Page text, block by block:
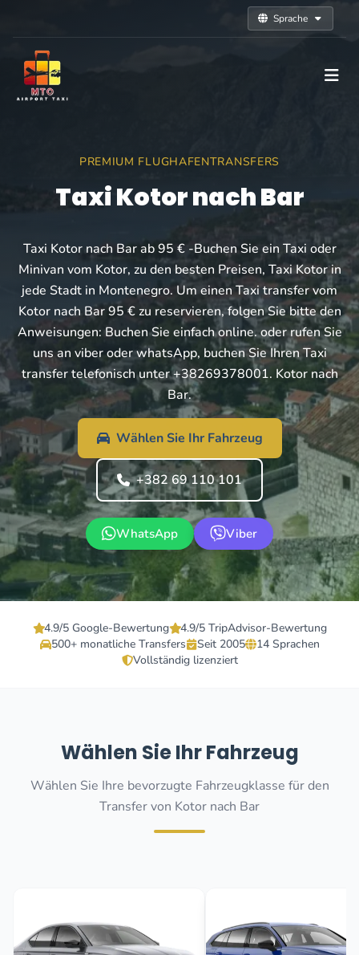
Sprache
PREMIUM FLUGHAFENTRANSFERS
Taxi Kotor nach Bar
Taxi Kotor nach Bar ab 95 € -Buchen Sie ein Taxi oder
Minivan vom Kotor, zu den besten Preisen, Taxi Kotor in
jede Stadt in Montenegro. Um einen Taxi transfer vom
Kotor nach Bar 95 € zu reservieren, folgen Sie bitte den
Anweisungen: Buchen Sie einfach online. oder rufen Sie
uns an viber oder whatsApp, buchen Sie Ihren Taxi
transfer telefonisch unter +38269378001. Kotor nach
Bar.
Wählen Sie Ihr Fahrzeug
+382 69 110 101
WhatsApp Viber
4.9/5 Google-Bewertung
4.9/5 TripAdvisor-Bewertung
500+ monatliche Transfers
Seit 2005
14 Sprachen
Vollständig lizenziert
Wählen Sie Ihr Fahrzeug
Wählen Sie Ihre bevorzugte Fahrzeugklasse für den
Transfer von Kotor nach Bar